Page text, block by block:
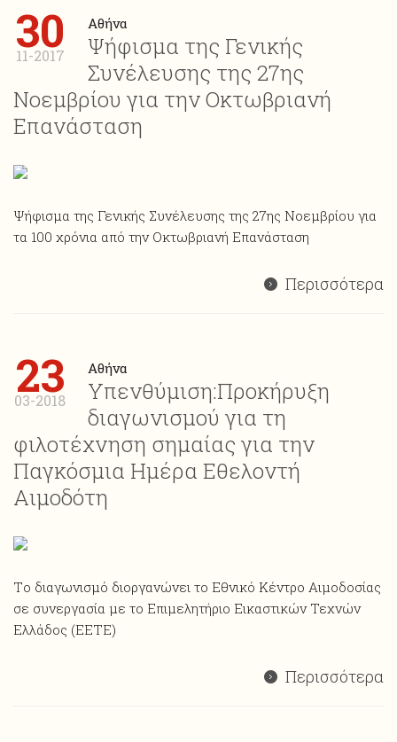
30
11-2017
Αθήνα
Ψήφισμα της Γενικής
Συνέλευσης της 27ης
Νοεμβρίου για την Οκτωβριανή
Επανάσταση
Ψήφισμα της Γενικής Συνέλευσης της 27ης Νοεμβρίου για
τα 100 χρόνια από την Οκτωβριανή Επανάσταση
Περισσότερα
23
03-2018
Αθήνα
Υπενθύμιση:Προκήρυξη
διαγωνισμού για τη
φιλοτέχνηση σημαίας για την
Παγκόσμια Ημέρα Εθελοντή
Αιμοδότη
Tο διαγωνισμό διοργανώνει το Εθνικό Κέντρο Αιμοδοσίας
σε συνεργασία με το Επιμελητήριο Εικαστικών Τεχνών
Ελλάδος (EETE)
Περισσότερα